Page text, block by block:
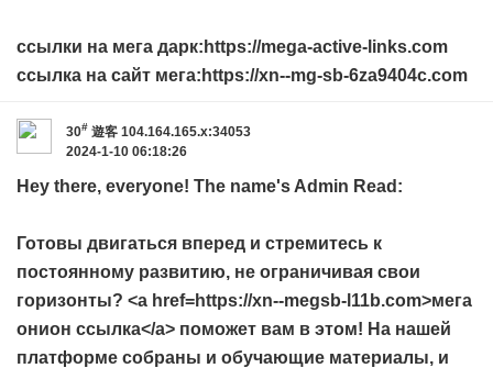
ссылки на мега дарк:https://mega-active-links.com
ссылка на сайт мега:https://xn--mg-sb-6za9404c.com
30# 遊客 104.164.165.x:34053
2024-1-10 06:18:26
Hey there, everyone! The name's Admin Read:
Готовы двигаться вперед и стремитесь к
постоянному развитию, не ограничивая свои
горизонты? <a href=https://xn--megsb-l11b.com>мега
онион ссылка</a> поможет вам в этом! На нашей
платформе собраны и обучающие материалы, и